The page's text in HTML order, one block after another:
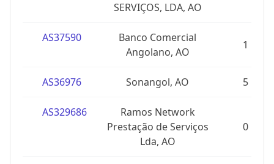
SERVIÇOS, LDA, AO
AS37590
Banco Comercial
Angolano, AO
1
AS36976 Sonangol, AO 5
AS329686
Ramos Network
Prestação de Serviços
Lda, AO
0